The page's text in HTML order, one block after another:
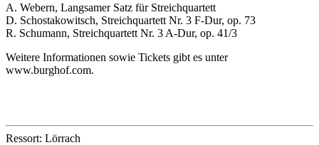
A. Webern, Langsamer Satz für Streichquartett
D. Schostakowitsch, Streichquartett Nr. 3 F-Dur, op. 73
R. Schumann, Streichquartett Nr. 3 A-Dur, op. 41/3
Weitere Informationen sowie Tickets gibt es unter
www.burghof.com.
Ressort: Lörrach